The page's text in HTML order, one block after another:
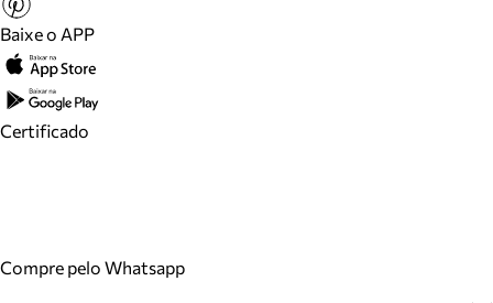
Baixe o APP
Certificado
Compre pelo Whatsapp